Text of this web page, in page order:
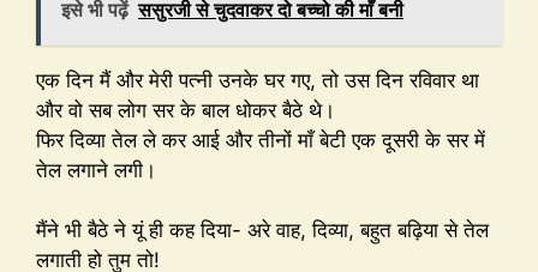
इसे भी पढ़ें ससुरजी से चुदवाकर दो बच्चो की माँ बनी
एक दिन मैं और मेरी पत्नी उनके घर गए, तो उस दिन रविवार था
और वो सब लोग सर के बाल धोकर बैठे थे।
फिर दिव्या तेल ले कर आई और तीनों माँ बेटी एक दूसरी के सर में
तेल लगाने लगी।
मैंने भी बैठे ने यूं ही कह दिया- अरे वाह, दिव्या, बहुत बढ़िया से तेल
लगाती हो तुम तो!